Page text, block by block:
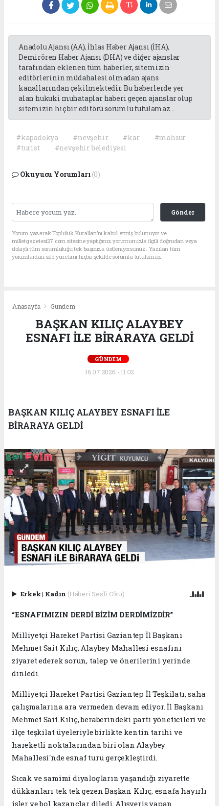
Anadolu Ajansı (AA), İhlas Haber Ajansı (İHA),
Demirören Haber Ajansı (DHA) ve diğer ajanslar
tarafından eklenen tüm haberler, sitemizin
editörlerinin müdahalesi olmadan ajans
kanallarından çekilmektedir. Bu haberlerde yer
alan hukuki muhataplar haberi geçen ajanslar olup
sitemizin hiç bir editörü sorumlu tutulamaz...
#kapadokya #nevşehir #kar
#mahsur
#turist
#nevşehir belediyesi
Okuyucu Yorumları (0)
Gönder
Yorum yazarak Topluluk Kuralları’nı kabul etmiş bulunuyor ve
milletgazetesi27.com sitesine yaptığınız yorumunuzla ilgili doğrudan veya
dolaylı tüm sorumluluğu tek başınıza üstleniyorsunuz. Yazılan tüm
yorumlardan site yönetimi hiçbir şekilde sorumlu tutulamaz.
Anasayfa Gündem
BAŞKAN KILIÇ ALAYBEY
ESNAFI İLE BİRARAYA GELDİ
GÜNDEM
16.07.2026 - 11:02
BAŞKAN KILIÇ ALAYBEY ESNAFI İLE
BİRARAYA GELDİ
Erkek| Kadın (Haberi Sesli Oku)
“ESNAFIMIZIN DERDİ BİZİM DERDİMİZDİR”
Milliyetçi Hareket Partisi Gaziantep İl Başkanı
Mehmet Sait Kılıç, Alaybey Mahallesi esnafını
ziyaret ederek sorun, talep ve önerilerini yerinde
dinledi.
Milliyetçi Hareket Partisi Gaziantep İl Teşkilatı, saha
çalışmalarına ara vermeden devam ediyor. İl Başkanı
Mehmet Sait Kılıç, beraberindeki parti yöneticileri ve
ilçe teşkilat üyeleriyle birlikte kentin tarihi ve
hareketli noktalarından biri olan Alaybey
Mahallesi'nde esnaf turu gerçekleştirdi.
Sıcak ve samimi diyalogların yaşandığı ziyarette
dükkanları tek tek gezen Başkan Kılıç, esnafa hayırlı
işler ve bol kazançlar diledi. Alışveriş yapan